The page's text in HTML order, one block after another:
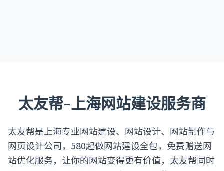
太友帮-上海网站建设服务商
太友帮是上海专业网站建设、网站设计、网站制作与
网页设计公司，580起做网站建设全包，免费赠送网
站优化服务，让你的网站变得更有价值，太友帮同时